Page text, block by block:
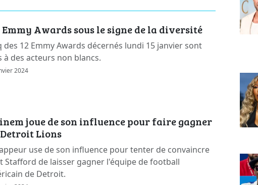
Emmy Awards sous le signe de la diversité
des 12 Emmy Awards décernés lundi 15 janvier sont
à des acteurs non blancs.
2024
joue de son influence pour faire gagner
Lions
use de son influence pour tenter de convaincre
Stafford de laisser gagner l'équipe de football
de Detroit.